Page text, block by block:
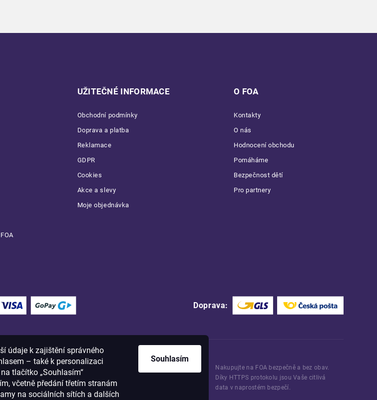
údaje k zajištění správného
– také k personalizaci
tlačítko „Souhlasím“
včetně předání třetím stranám
na sociálních sítích a dalších
Souhlasím
UŽITEČNÉ INFORMACE
Obchodní podmínky
Doprava a platba
Reklamace
GDPR
Cookies
Akce a slevy
Moje objednávka
O FOA
Kontakty
O nás
Hodnocení obchodu
Pomáháme
Bezpečnost dětí
Pro partnery
Doprava:
Nakupujte na FOA bezpečně a bez obav.
Díky HTTPS protokolu jsou Vaše citlivá
data v naprostém bezpečí.